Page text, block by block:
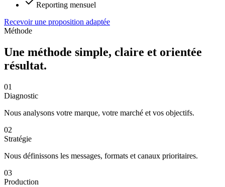
Reporting mensuel
Recevoir une proposition adaptée
Méthode
Une méthode simple, claire et orientée
résultat.
01
Diagnostic
Nous analysons votre marque, votre marché et vos objectifs.
02
Stratégie
Nous définissons les messages, formats et canaux prioritaires.
03
Production